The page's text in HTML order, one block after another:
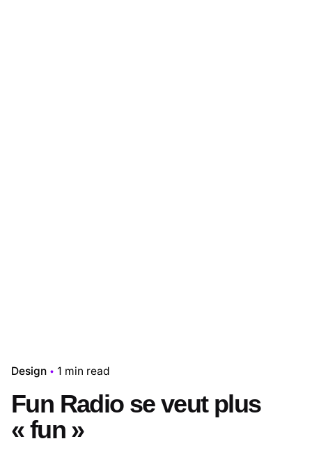
Design 1 min read
Fun Radio se veut plus
« fun »